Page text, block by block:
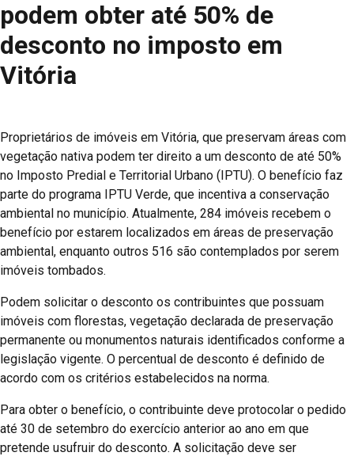
podem obter até 50% de
desconto no imposto em
Vitória
Proprietários de imóveis em Vitória, que preservam áreas com
vegetação nativa podem ter direito a um desconto de até 50%
no Imposto Predial e Territorial Urbano (IPTU). O benefício faz
parte do programa IPTU Verde, que incentiva a conservação
ambiental no município. Atualmente, 284 imóveis recebem o
benefício por estarem localizados em áreas de preservação
ambiental, enquanto outros 516 são contemplados por serem
imóveis tombados.
Podem solicitar o desconto os contribuintes que possuam
imóveis com florestas, vegetação declarada de preservação
permanente ou monumentos naturais identificados conforme a
legislação vigente. O percentual de desconto é definido de
acordo com os critérios estabelecidos na norma.
Para obter o benefício, o contribuinte deve protocolar o pedido
até 30 de setembro do exercício anterior ao ano em que
pretende usufruir do desconto. A solicitação deve ser